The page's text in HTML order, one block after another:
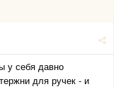
у себя давно
для ручек - и